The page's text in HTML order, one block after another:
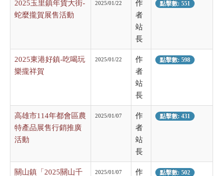
2025玉里鎮年貨大街-
蛇麼攏賀展售活動
2025/01/22
作
者
站
長
點擊數: 551
2025東港好鎮-吃喝玩
樂攏祥賀
2025/01/22
作
者
站
長
點擊數: 598
高雄市114年都會區農
特產品展售行銷推廣
活動
2025/01/07
作
者
站
長
點擊數: 431
關山鎮「2025關山千
2025/01/07
作
點擊數: 502